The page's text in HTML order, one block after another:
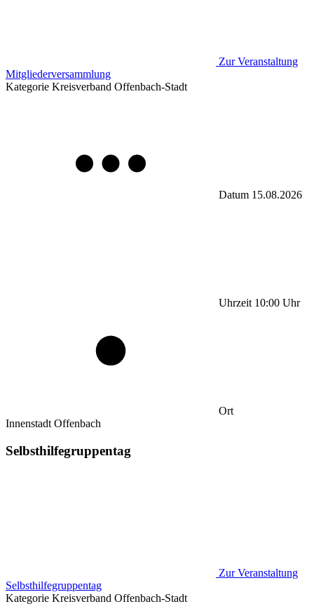
Zur Veranstaltung
Mitgliederversammlung
Kategorie Kreisverband Offenbach-Stadt
Datum 15.08.2026
Uhrzeit 10:00 Uhr
Ort
Innenstadt Offenbach
Selbsthilfegruppentag
Zur Veranstaltung
Selbsthilfegruppentag
Kategorie Kreisverband Offenbach-Stadt